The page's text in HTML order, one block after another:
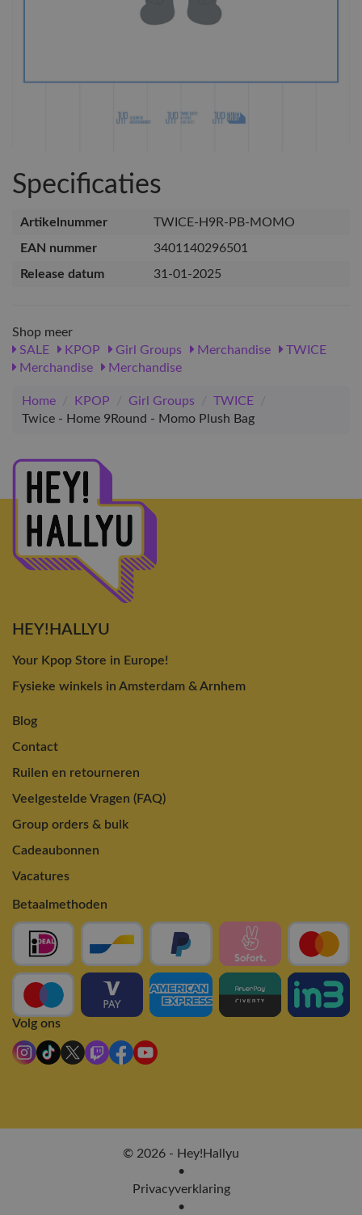
Specificaties
Artikelnummer
TWICE-H9R-PB-MOMO
EAN nummer
3401140296501
Release datum
31-01-2025
Shop meer
SALE
KPOP Girl Groups Merchandise
TWICE
Merchandise
Merchandise
Home / KPOP / Girl Groups / TWICE
/
Twice - Home 9Round - Momo Plush Bag
HEY!HALLYU
Your Kpop Store in Europe!
Fysieke winkels in Amsterdam & Arnhem
Blog
Contact
Ruilen en retourneren
Veelgestelde Vragen (FAQ)
Group orders & bulk
Cadeaubonnen
Vacatures
Betaalmethoden
Volg ons
© 2026 - Hey!Hallyu
•
Privacyverklaring
•